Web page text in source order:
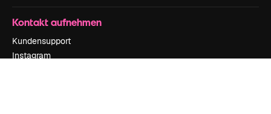
Kontakt aufnehmen
Kundensupport
Instagram